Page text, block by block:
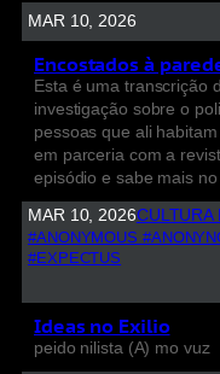
MAR 10, 2026
Encostados à
Esta é uma transcrição
investigação sobre o
pessoas que ali
em parceria com a
episódio e sabe mais
MAR 10, 2026CULTURA
#ANONYMOUS
#EXPECTUS
Ideas no Exilio
peido nilista (A) mo vuz